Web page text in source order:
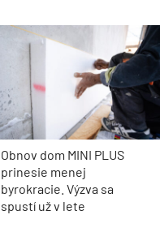
Obnov dom MINI PLUS
prinesie menej
byrokracie. Výzva sa
spustí už v lete